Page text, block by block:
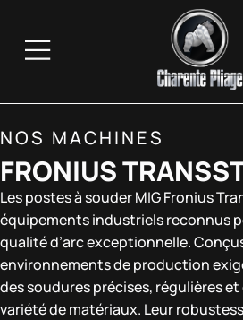
NOS MACHINES
FRONIUS
Les postes à souder MIG Fronius
équipements industriels reconnus
qualité d’arc exceptionnelle.
environnements de production
des soudures précises, régulières
variété de matériaux. Leur